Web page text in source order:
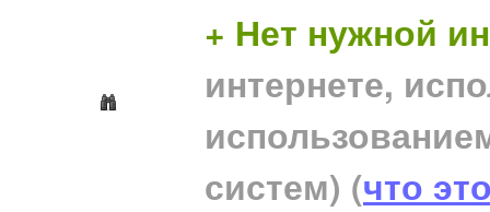
+ Нет нужной
интернете,
систем) (что